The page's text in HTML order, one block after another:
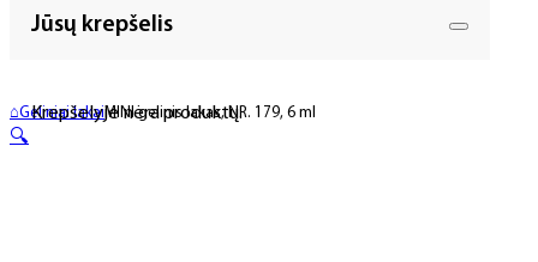
Jūsų krepšelis
Krepšelyje nėra produktų.
⌂Geliniai lakaiMINI gelinis lakas, NR. 179, 6 ml
🔍